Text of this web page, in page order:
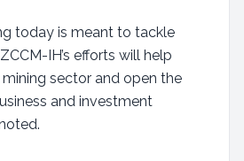
today is meant to tackle
IH’s efforts will help
mining sector and open the
and investment